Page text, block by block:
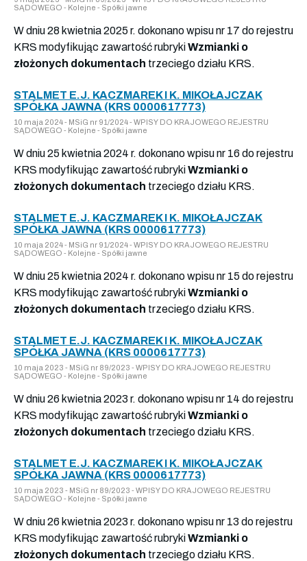
SĄDOWEGO - Kolejne - Spółki jawne
W dniu 28 kwietnia 2025 r. dokonano wpisu nr 17 do rejestru
KRS modyfikując zawartość rubrykiWzmianki o
złożonych dokumentach trzeciego działu KRS.
STALMET E.J. KACZMAREK I K. MIKOŁAJCZAK
SPÓŁKA JAWNA (KRS 0000617773)
10 maja 2024 - MSiG nr 91/2024 - WPISY DO KRAJOWEGO REJESTRU
SĄDOWEGO - Kolejne - Spółki jawne
W dniu 25 kwietnia 2024 r. dokonano wpisu nr 16 do rejestru
KRS modyfikując zawartość rubrykiWzmianki o
złożonych dokumentach trzeciego działu KRS.
STALMET E.J. KACZMAREK I K. MIKOŁAJCZAK
SPÓŁKA JAWNA (KRS 0000617773)
10 maja 2024 - MSiG nr 91/2024 - WPISY DO KRAJOWEGO REJESTRU
SĄDOWEGO - Kolejne - Spółki jawne
W dniu 25 kwietnia 2024 r. dokonano wpisu nr 15 do rejestru
KRS modyfikując zawartość rubrykiWzmianki o
złożonych dokumentach trzeciego działu KRS.
STALMET E.J. KACZMAREK I K. MIKOŁAJCZAK
SPÓŁKA JAWNA (KRS 0000617773)
10 maja 2023 - MSiG nr 89/2023 - WPISY DO KRAJOWEGO REJESTRU
SĄDOWEGO - Kolejne - Spółki jawne
W dniu 26 kwietnia 2023 r. dokonano wpisu nr 14 do rejestru
KRS modyfikując zawartość rubrykiWzmianki o
złożonych dokumentach trzeciego działu KRS.
STALMET E.J. KACZMAREK I K. MIKOŁAJCZAK
SPÓŁKA JAWNA (KRS 0000617773)
10 maja 2023 - MSiG nr 89/2023 - WPISY DO KRAJOWEGO REJESTRU
SĄDOWEGO - Kolejne - Spółki jawne
W dniu 26 kwietnia 2023 r. dokonano wpisu nr 13 do rejestru
KRS modyfikując zawartość rubrykiWzmianki o
złożonych dokumentach trzeciego działu KRS.